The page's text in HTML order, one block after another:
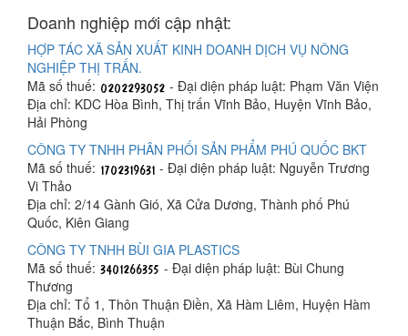
Doanh nghiệp mới cập nhật:
HỢP TÁC XÃ SẢN XUẤT KINH DOANH DỊCH VỤ NÔNG
NGHIỆP THỊ TRẤN.
Mã số thuế:
- Đại diện pháp luật: Phạm Văn Viện
Địa chỉ: KDC Hòa Bình, Thị trấn Vĩnh Bảo, Huyện Vĩnh Bảo,
Hải Phòng
CÔNG TY TNHH PHÂN PHỐI SẢN PHẨM PHÚ QUỐC BKT
Mã số thuế:
- Đại diện pháp luật: Nguyễn Trương
Vi Thảo
Địa chỉ: 2/14 Gành Gió, Xã Cửa Dương, Thành phố Phú
Quốc, Kiên Giang
CÔNG TY TNHH BÙI GIA PLASTICS
Mã số thuế:
- Đại diện pháp luật: Bùi Chung
Thương
Địa chỉ: Tổ 1, Thôn Thuận Điền, Xã Hàm Liêm, Huyện Hàm
Thuận Bắc, Bình Thuận